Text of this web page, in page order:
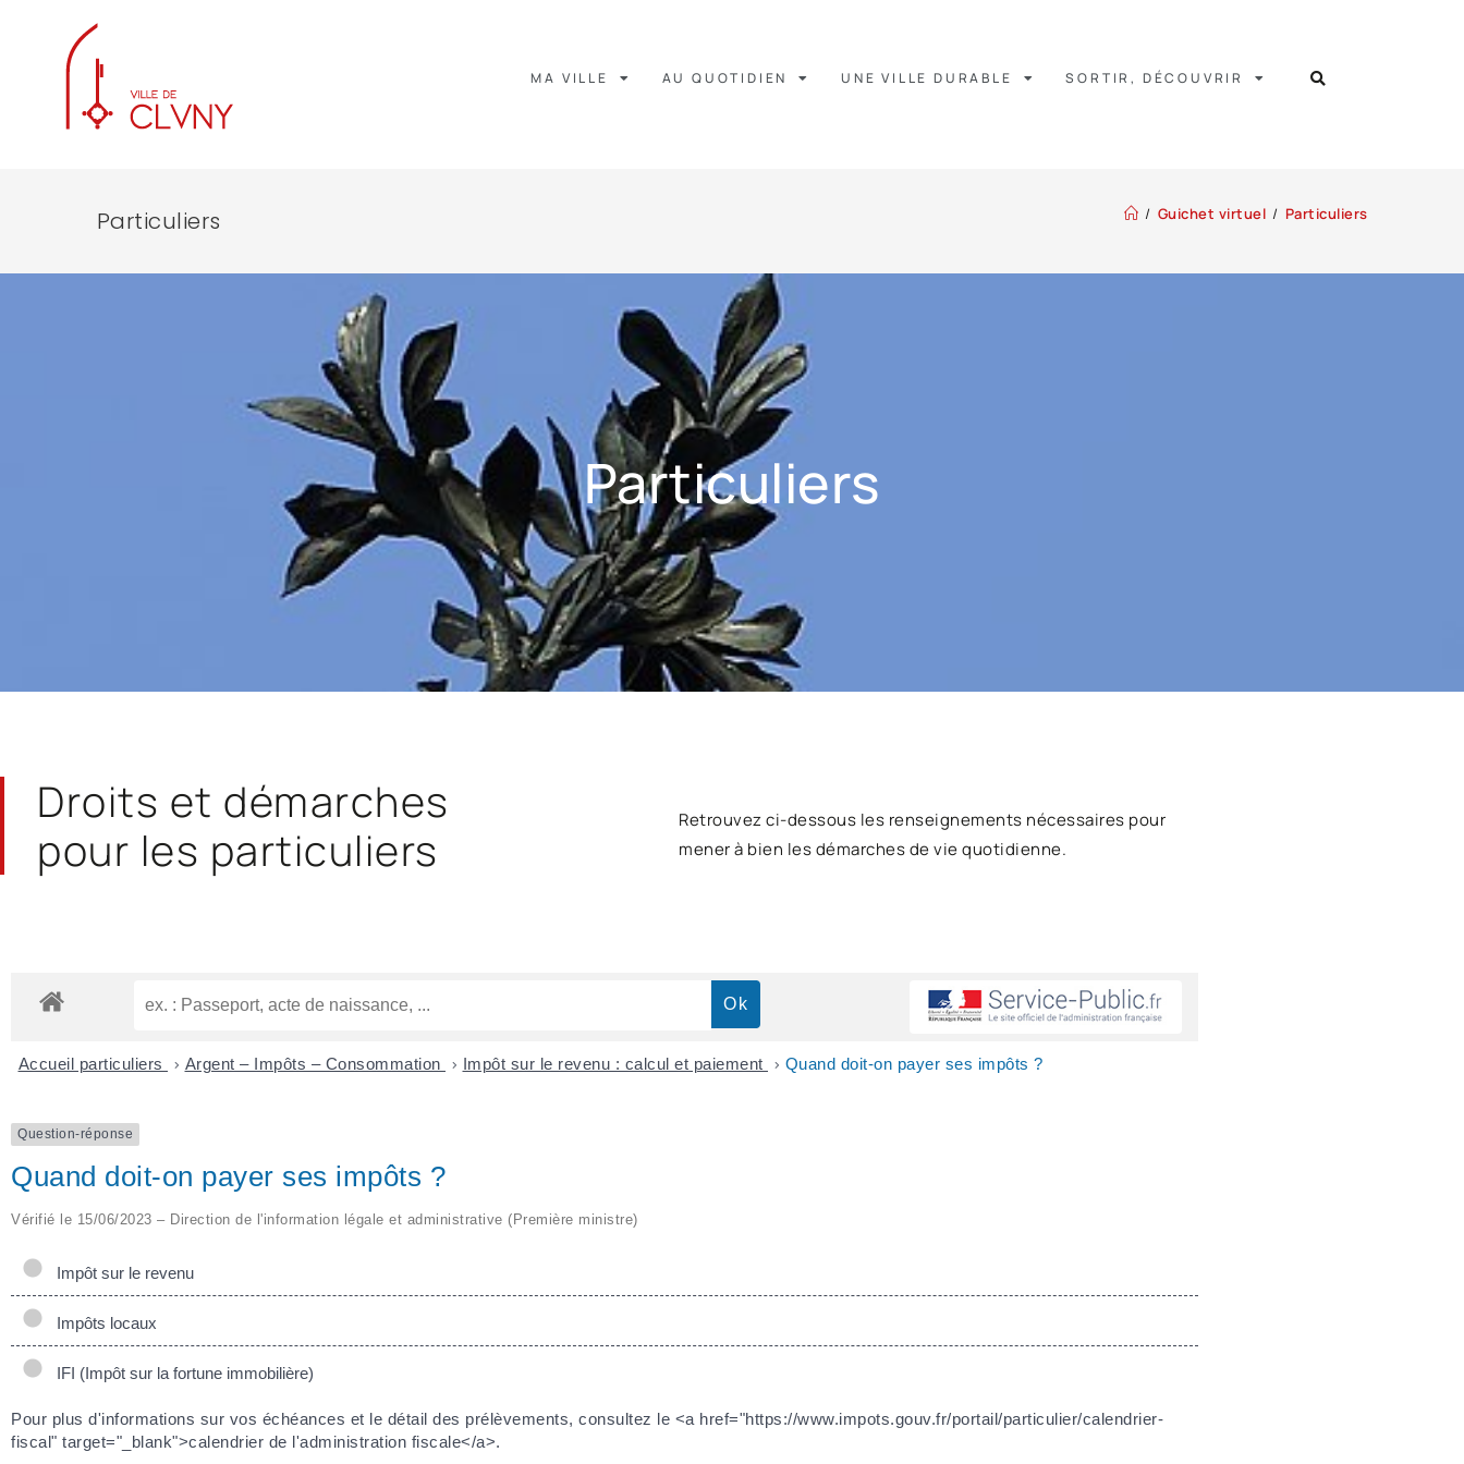
MA VILLE AU QUOTIDIEN UNE VILLE DURABLE SORTIR, DÉCOUVRIR
Particuliers / Guichet virtuel / Particuliers
Particuliers
Droits et démarches
pour les particuliers
Retrouvez ci-dessous les renseignements nécessaires pour
mener à bien les démarches de vie quotidienne.
Accueil particuliers > Argent – Impôts – Consommation > Impôt sur le revenu : calcul et paiement > Quand doit-on payer ses impôts ?
Question-réponse
Quand doit-on payer ses impôts ?
Vérifié le 15/06/2023 – Direction de l'information légale et administrative (Première ministre)
Impôt sur le revenu
Impôts locaux
IFI (Impôt sur la fortune immobilière)
Pour plus d'informations sur vos échéances et le détail des prélèvements, consultez le <a href="https://www.impots.gouv.fr/portail/particulier/calendrier-
fiscal" target="_blank">calendrier de l'administration fiscale</a>.